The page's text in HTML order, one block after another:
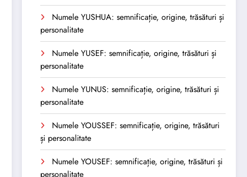
Numele YUSHUA: semnificație, origine, trăsături și
personalitate
Numele YUSEF: semnificație, origine, trăsături și
personalitate
Numele YUNUS: semnificație, origine, trăsături și
personalitate
Numele YOUSSEF: semnificație, origine, trăsături
și personalitate
Numele YOUSEF: semnificație, origine, trăsături și
personalitate